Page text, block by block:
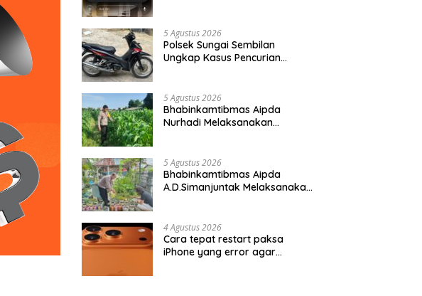
5 Agustus 2026
Polsek Sungai Sembilan
Ungkap Kasus Pencurian
5 Agustus 2026
Bhabinkamtibmas Aipda
Nurhadi Melaksanakan
Memantau Penanaman Jagung
Pipil
5 Agustus 2026
Bhabinkamtibmas Aipda
A.D.Simanjuntak Melaksanakan
4 Agustus 2026
Cara tepat restart paksa
iPhone yang error agar